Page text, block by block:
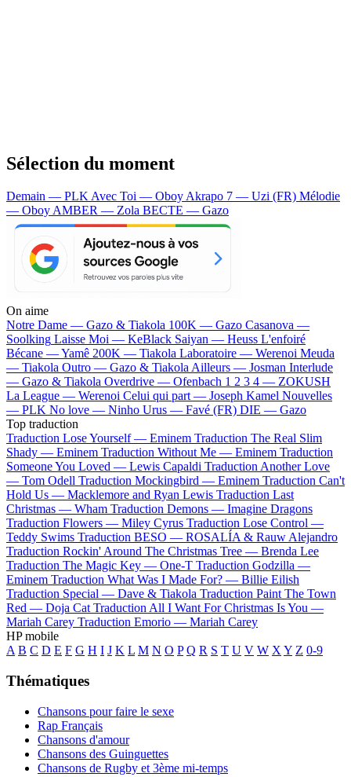
Sélection du moment
Demain — PLKAvec Toi — OboyAkrapo 7 — Uzi (FR) Mélodie
— OboyAMBER — Zola BECTE — Gazo
On aime
Notre Dame — Gazo & Tiakola 100K — Gazo Casanova —
Soolking Laisse Moi — KeBlack Saiyan — Heuss L'enfoiré
Bécane —Yamê 200K — Tiakola Laboratoire — Werenoi Meuda
— Tiakola Outro — Gazo & TiakolaAilleurs — Josman Interlude
— Gazo & Tiakola Overdrive — Ofenbach 1 2 3 4 — ZOKUSH
La League — Werenoi Celui qui part — Joseph Kamel Nouvelles
— PLK No love — Ninho Urus — Favé (FR) DIE — Gazo
Top traduction
Traduction Lose Yourself — Eminem Traduction The Real Slim
Shady — Eminem Traduction Without Me — Eminem Traduction
Someone You Loved — Lewis Capaldi Traduction Another Love
— Tom Odell Traduction Mockingbird — Eminem Traduction Can't
Hold Us — Macklemore and Ryan Lewis Traduction Last
Christmas — Wham Traduction Demons — Imagine Dragons
Traduction Flowers — Miley Cyrus Traduction Lose Control —
Teddy Swims Traduction BESO — ROSALÍA & Rauw Alejandro
Traduction Rockin' Around The Christmas Tree — Brenda Lee
Traduction The Magic Key — One-T Traduction Godzilla —
Eminem Traduction What Was I Made For? — Billie Eilish
Traduction Special — Dave & Tiakola Traduction Paint The Town
Red — Doja Cat Traduction All I Want For Christmas Is You —
Mariah Carey Traduction Emorio — Mariah Carey
HP mobile
A B C D E F G H I J K L M N O P Q R S T U V W XY Z 0-9
Thématiques
Chansons pour faire le sexe
Rap Français
Chansons d'amour
Chansons des Guinguettes
Chansons de Rugby et 3ème mi-temps